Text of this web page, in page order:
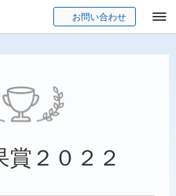
お問い合わせ
賞２０２２